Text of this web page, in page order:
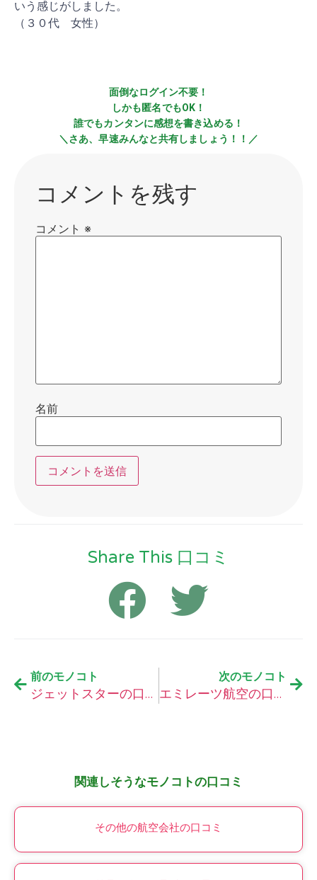
いう感じがしました。
（３０代 女性）
面倒なログイン不要！
しかも匿名でもOK！
誰でもカンタンに感想を書き込める！
＼さあ、早速みんなと共有しましょう！！／
コメントを残す
コメント ※
名前
Share This 口コミ
前のモノコト
ジェットスターの口コミ
次のモノコト
エミレーツ航空の口コミ
関連しそうなモノコトの口コミ
その他の航空会社の口コミ